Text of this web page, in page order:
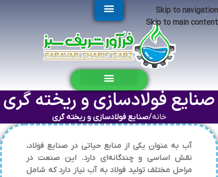
Skip to navigation
Skip to main content
صنایع فولادسازی و ریخته گری
خانه/صنایع فولادسازی و ریخته گری
آب به عنوان یکی از منابع حیاتی در صنایع فولاد،
نقش اساسی و چندگانه‌ای دارد. این صنعت در
مراحل مختلف تولید فولاد به آب نیاز دارد که شامل